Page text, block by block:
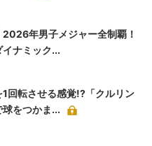
2026年男子メジャー全制覇！
イナミック...
回転させる感覚!?「クルリン
をつかま...